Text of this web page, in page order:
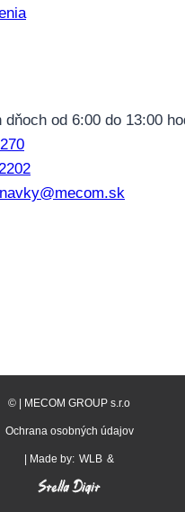
od 6:00 do 13:00
© | MECOM GROUP s.r.o
Ochrana osobných údajov
| Made by: WLB &